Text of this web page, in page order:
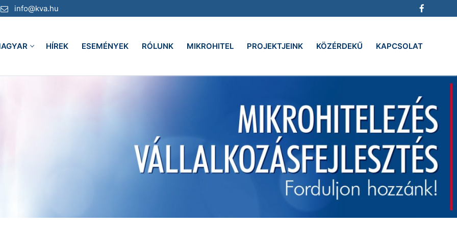
info@kva.hu
HÍREK ESEMÉNYEK RÓLUNK MIKROHITEL PROJEKTJEINK KÖZÉRDEKŰ KAPCSOLAT